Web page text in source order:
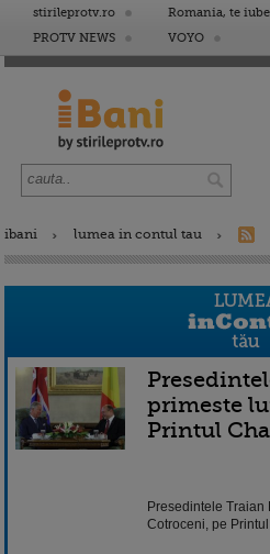
stirileprotv.ro Romania, te
PROTV NEWS
VOYO
ibani lumea in contul tau
primeste
Printul
Presedintele Traian
Cotroceni, pe